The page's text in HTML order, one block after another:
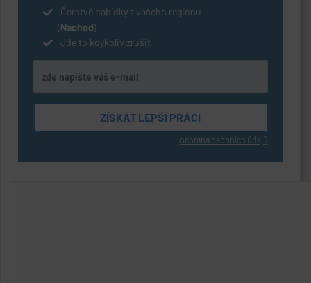
Čerstvé nabídky z vašeho regionu
(Náchod)
Jde to kdykoliv zrušit
ochrana osobních údajů